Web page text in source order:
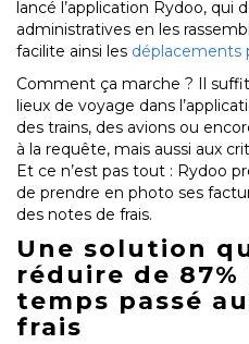
lancé l’application Rydoo, qui
administratives en les
facilite ainsi les déplacements
Comment ça marche ? Il
lieux de voyage dans
des trains, des avions ou
à la requête, mais aussi aux
Et ce n’est pas tout : Rydoo
de prendre en photo ses
des notes de frais.
Une solution
réduire de
temps passé
frais